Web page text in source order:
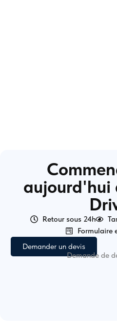
aujourd'hui
Retour sous 24h
Formulaire
Demander un devis
Demande de